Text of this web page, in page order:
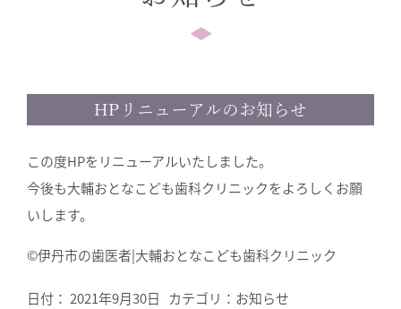
HPリニューアルのお知らせ
この度HPをリニューアルいたしました。
今後も大輔おとなこども歯科クリニックをよろしくお願
いします。
©︎伊丹市の歯医者|大輔おとなこども歯科クリニック
日付： 2021年9月30日 カテゴリ： お知らせ